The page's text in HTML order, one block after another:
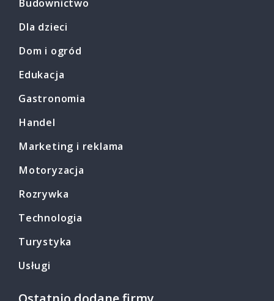
Budownictwo
Dla dzieci
Dom i ogród
Edukacja
Gastronomia
Handel
Marketing i reklama
Motoryzacja
Rozrywka
Technologia
Turystyka
Usługi